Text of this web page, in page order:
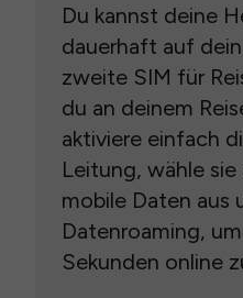
Du kannst deine
dauerhaft auf
zweite SIM für
du an deinem
aktiviere einfach
Leitung, wähle
mobile Daten aus
Datenroaming,
Sekunden online